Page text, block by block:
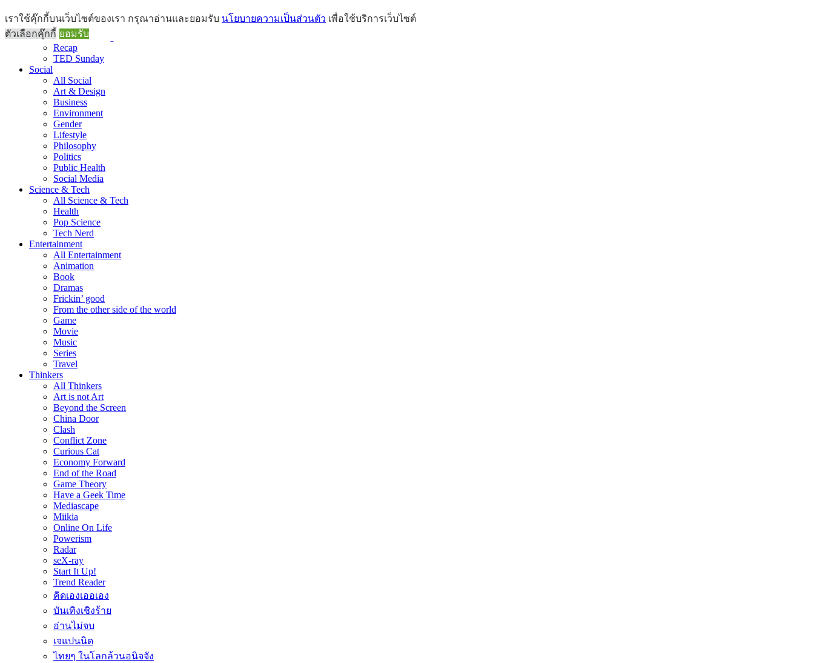
Brief
All Brief
Goods Morning
Recap
TED Sunday
Social
All Social
Art & Design
Business
Environment
Gender
Lifestyle
Philosophy
Politics
Public Health
Social Media
Science & Tech
All Science & Tech
Health
Pop Science
Tech Nerd
Entertainment
All Entertainment
Animation
Book
Dramas
Frickin’ good
From the other side of the world
Game
Movie
Music
Series
Travel
Thinkers
All Thinkers
Art is not Art
Beyond the Screen
China Door
Clash
Conflict Zone
Curious Cat
Economy Forward
End of the Road
Game Theory
Have a Geek Time
Mediascape
Miikia
Online On Life
Powerism
Radar
seX-ray
Start It Up!
Trend Reader
คิดเองเออเอง
บันเทิงเชิงร้าย
อ่านไม่จบ
เจแปนนิด
ไทยๆ ในโลกล้วนอนิจจัง
เราใช้คุ๊กกี้บนเว็บไซต์ของเรา กรุณาอ่านและยอมรับ นโยบายความเป็นส่วนตัว เพื่อใช้บริการเว็บไซต์
ตัวเลือกคุ๊กกี้ ยอมรับ